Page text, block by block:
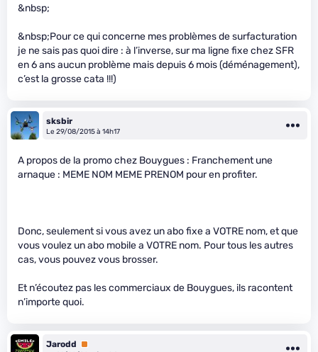
&nbsp;
&nbsp;Pour ce qui concerne mes problèmes de surfacturation
je ne sais pas quoi dire : à l’inverse, sur ma ligne fixe chez SFR
en 6 ans aucun problème mais depuis 6 mois (déménagement),
c’est la grosse cata !!!)
sksbir
Le 29/08/2015 à 14h17
A propos de la promo chez Bouygues : Franchement une
arnaque : MEME NOM MEME PRENOM pour en profiter.
Donc, seulement si vous avez un abo fixe a VOTRE nom, et que
vous voulez un abo mobile a VOTRE nom. Pour tous les autres
cas, vous pouvez vous brosser.
Et n’écoutez pas les commerciaux de Bouygues, ils racontent
n’importe quoi.
Jarodd
Premium